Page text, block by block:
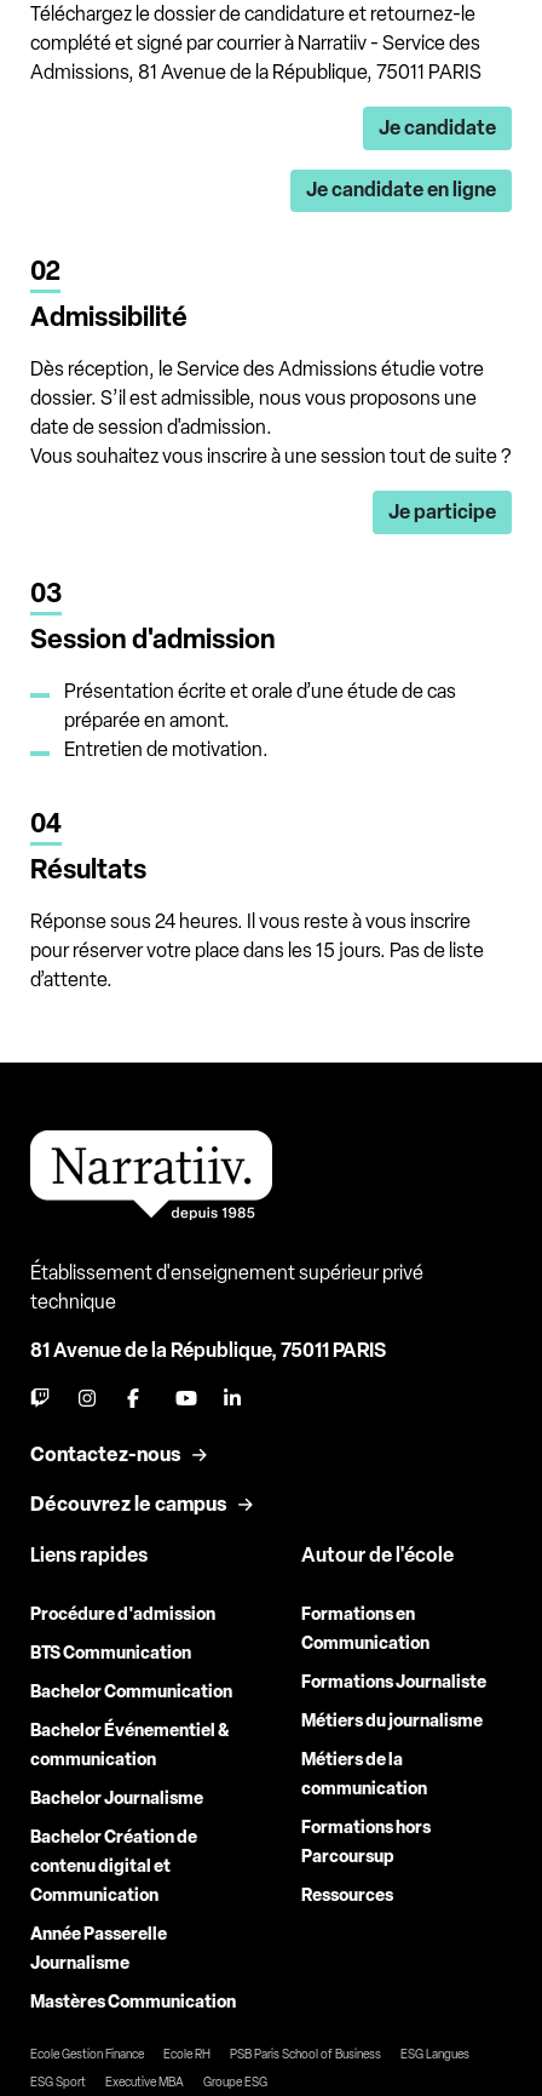
Téléchargez le dossier de candidature et retournez-le
complété et signé par courrier à Narratiiv - Service des
Admissions, 81 Avenue de la République, 75011 PARIS
Je candidate
Je candidate en ligne
02
Admissibilité
Dès réception, le Service des Admissions étudie votre
dossier. S’il est admissible, nous vous proposons une
date de session d'admission.
Vous souhaitez vous inscrire à une session tout de suite ?
Je participe
03
Session d'admission
Présentation écrite et orale d’une étude de cas
préparée en amont.
Entretien de motivation.
04
Résultats
Réponse sous 24 heures. Il vous reste à vous inscrire
pour réserver votre place dans les 15 jours. Pas de liste
d’attente.
Établissement d'enseignement supérieur privé
technique
81 Avenue de la République, 75011 PARIS
Contactez-nous
Découvrez le campus
Liens rapides
Procédure d'admission
BTS Communication
Bachelor Communication
Bachelor Événementiel &
communication
Bachelor Journalisme
Bachelor Création de
contenu digital et
Communication
Année Passerelle
Journalisme
Mastères Communication
Autour de l'école
Formations en
Communication
Formations Journaliste
Métiers du journalisme
Métiers de la
communication
Formations hors
Parcoursup
Ressources
Ecole Gestion Finance Ecole RH PSB Paris School of Business
ESG Langues
ESG Sport
Executive MBA Groupe ESG